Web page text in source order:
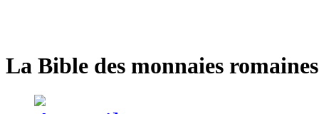
La Bible des monnaies